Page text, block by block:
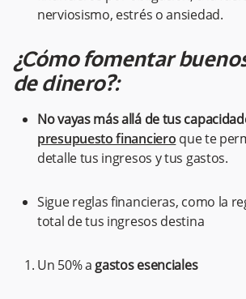
nerviosismo, estrés o ansiedad.
¿Cómo fomentar
de dinero​?:
No vayas más allá de tus
presupuesto financiero que te
detalle tus ingresos y tus gastos.
Sigue reglas financieras, como la
total de tus ingresos destina
Un 50% a gastos esenciales